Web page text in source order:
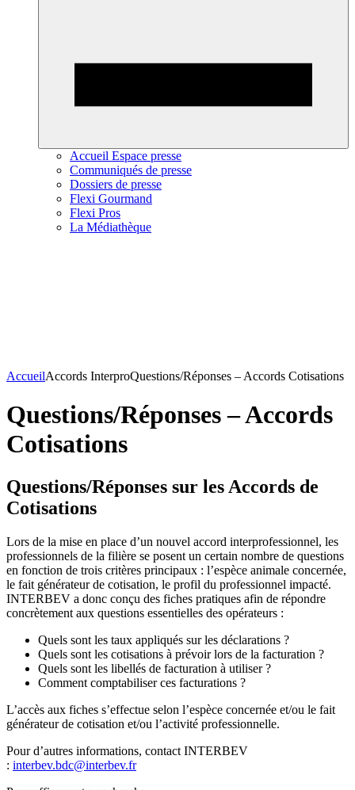
Accueil Espace presse
Communiqués de presse
Dossiers de presse
Flexi Gourmand
Flexi Pros
La Médiathèque
AccueilAccords InterproQuestions/Réponses – Accords Cotisations
Questions/Réponses – Accords
Cotisations
Questions/Réponses sur les Accords de
Cotisations
Lors de la mise en place d’un nouvel accord interprofessionnel, les
professionnels de la filière se posent un certain nombre de questions
en fonction de trois critères principaux : l’espèce animale concernée,
le fait générateur de cotisation, le profil du professionnel impacté.
INTERBEV a donc conçu des fiches pratiques afin de répondre
concrètement aux questions essentielles des opérateurs :
Quels sont les taux appliqués sur les déclarations ?
Quels sont les cotisations à prévoir lors de la facturation ?
Quels sont les libellés de facturation à utiliser ?
Comment comptabiliser ces facturations ?
L’accès aux fiches s’effectue selon l’espèce concernée et/ou le fait
générateur de cotisation et/ou l’activité professionnelle.
Pour d’autres informations, contact INTERBEV
: interbev.bdc@interbev.fr